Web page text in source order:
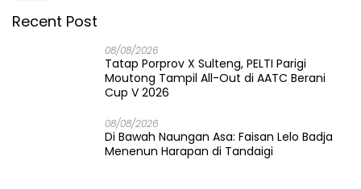
Recent Post
08/08/2026
Tatap Porprov X Sulteng, PELTI Parigi
Moutong Tampil All-Out di AATC Berani
Cup V 2026
08/08/2026
Di Bawah Naungan Asa: Faisan Lelo Badja
Menenun Harapan di Tandaigi